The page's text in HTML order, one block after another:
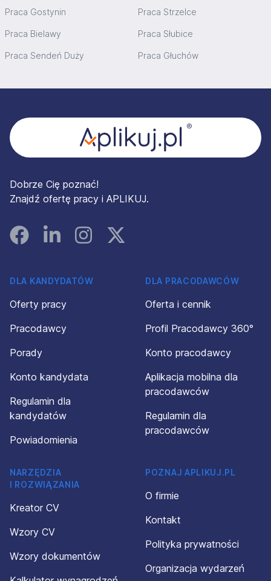
Praca Gostynin Praca Strzelce
Praca Bielawy Praca Słubice
Praca Sendeń Duży Praca Głuchów
Dobrze Cię poznać!
Znajdź ofertę pracy i APLIKUJ.
FacebookLinked InInstagramInstagram
DLA KANDYDATÓW
Oferty pracy
Pracodawcy
Porady
Konto kandydata
Regulamin dla
kandydatów
Powiadomienia
DLA PRACODAWCÓW
Oferta i cennik
Profil Pracodawcy 360°
Konto pracodawcy
Aplikacja mobilna dla
pracodawców
Regulamin dla
pracodawców
NARZĘDZIA
I ROZWIĄZANIA
Kreator CV
Wzory CV
Wzory dokumentów
POZNAJ APLIKUJ.PL
O firmie
Kontakt
Polityka prywatności
Organizacja wydarzeń